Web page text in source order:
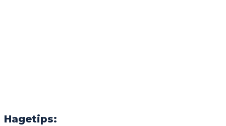
Hagetips: